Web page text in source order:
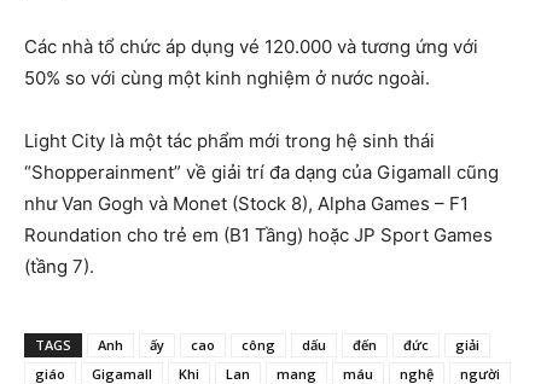
Các nhà tổ chức áp dụng vé 120.000 và tương ứng với
50% so với cùng một kinh nghiệm ở nước ngoài.
Light City là một tác phẩm mới trong hệ sinh thái
“Shopperainment” về giải trí đa dạng của Gigamall cũng
như Van Gogh và Monet (Stock 8), Alpha Games – F1
Roundation cho trẻ em (B1 Tầng) hoặc JP Sport Games
(tầng 7).
TAGS Anh ấy cao công dấu đến đức
giải
giáo
Gigamall Khi Lan mang máu nghệ
người